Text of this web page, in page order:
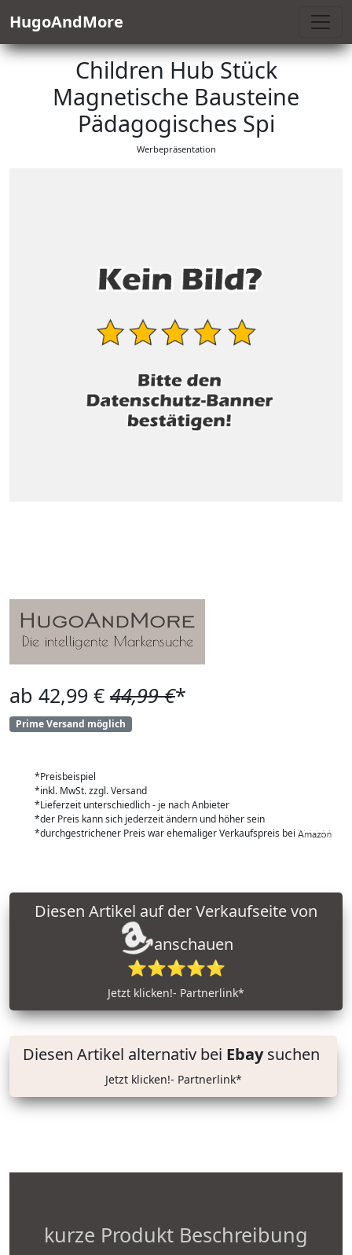
HugoAndMore
Children Hub Stück
Magnetische Bausteine
Pädagogisches Spi
Werbepräsentation
ab 42,99 € 44,99 €*
Prime Versand möglich
*Preisbeispiel
*inkl. MwSt. zzgl. Versand
*Lieferzeit unterschiedlich - je nach Anbieter
*der Preis kann sich jederzeit ändern und höher sein
*durchgestrichener Preis war ehemaliger Verkaufspreis bei
anschauen
⭐⭐⭐⭐⭐
Jetzt klicken!- Partnerlink*
Diesen Artikel alternativ bei Ebaysuchen
Jetzt klicken!- Partnerlink*
kurze Produkt Beschreibung